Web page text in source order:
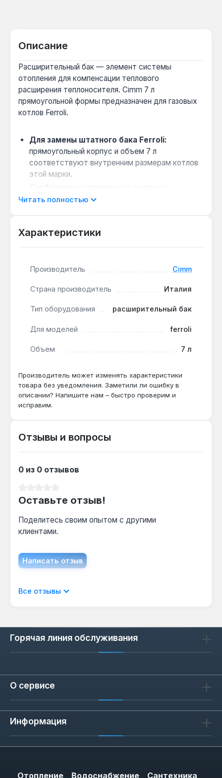
Описание
Расширительный бак — элемент системы
отопления для компенсации теплового
расширения теплоносителя. Cimm 7 л
прямоугольной формы предназначен для газовых
котлов Ferroli.
Для замены штатного бака Ferroli:
прямоугольный корпус и объем 7 л
соответствуют внутренним размерам котлов
этой марки.
мембрана разделяет камеры теплоносителя и
Компактная интеграция:
Бак подходит для восстановления
износе мембраны. Производство — Италия.
Читать полностью
Характеристики
Производитель Cimm
Страна производитель Италия
Тип оборудования расширительный бак
Для моделей ferroli
Объем 7 л
Производитель может изменять характеристики
товара без уведомления. Заметили ли ошибку в
описании? Напишите нам – быстро проверим и
исправим.
Отзывы и вопросы
0 из 0 отзывов
Оставьте отзыв!
Поделитесь своим опытом с другими
клиентами.
Написать отзыв
Отображать отзывы только на текущем
Все отзывы
Горячая линия обслуживания
О сервисе
Информация
Отопление Водоснабжение Сантехника